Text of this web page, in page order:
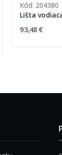
Kód: 204380
Lišta
93,48 €